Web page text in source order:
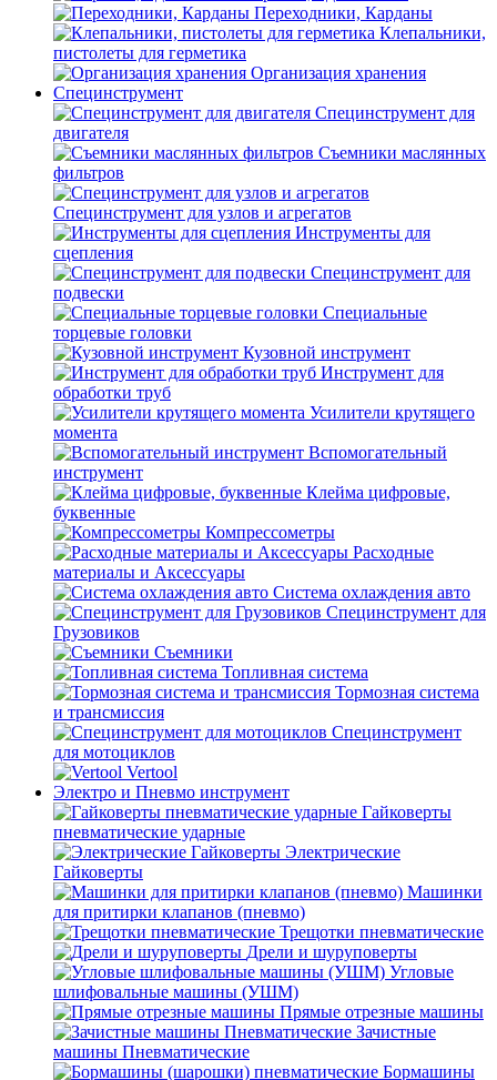
Переходники, Карданы
Клепальники,
пистолеты для герметика
Организация хранения
Специнструмент
Специнструмент для
двигателя
Съемники маслянных
фильтров
Специнструмент для узлов и агрегатов
Инструменты для
сцепления
Специнструмент для
подвески
Специальные
торцевые головки
Кузовной инструмент
Инструмент для
обработки труб
Усилители крутящего
момента
Вспомогательный
инструмент
Клейма цифровые,
буквенные
Компрессометры
Расходные
материалы и Аксессуары
Система охлаждения авто
Специнструмент для
Грузовиков
Съемники
Топливная система
Тормозная система
и трансмиссия
Специнструмент
для мотоциклов
Vertool
Электро и Пневмо инструмент
Гайковерты
пневматические ударные
Электрические
Гайковерты
Машинки
для притирки клапанов (пневмо)
Трещотки пневматические
Дрели и шуруповерты
Угловые
шлифовальные машины (УШМ)
Прямые отрезные машины
Зачистные
машины Пневматические
Бормашины